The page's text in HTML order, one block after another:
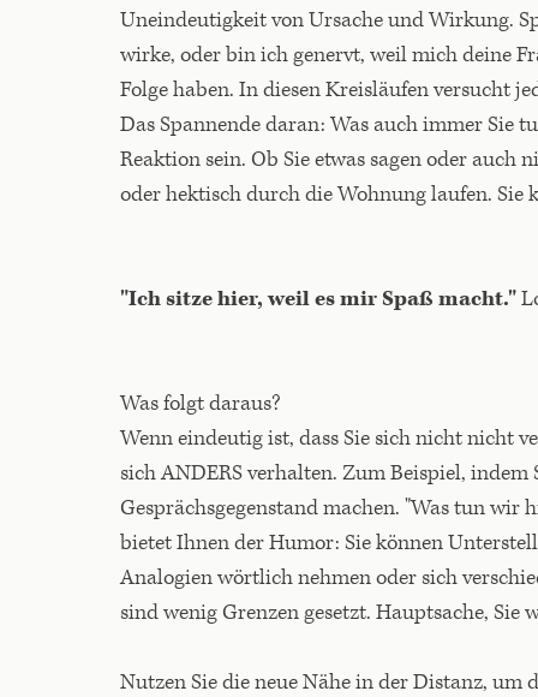
Uneindeutigkeit von Ursache und Wirkung.
wirke, oder bin ich genervt, weil mich deine
Folge haben. In diesen Kreisläufen versucht
Das Spannende daran: Was auch immer Sie
Reaktion sein. Ob Sie etwas sagen oder auch
oder hektisch durch die Wohnung laufen.
"Ich sitze hier, weil es mir Spaß macht."
Was folgt daraus?
Wenn eindeutig ist, dass Sie sich nicht nicht
sich ANDERS verhalten. Zum Beispiel,
Gesprächsgegenstand machen. "Was tun
bietet Ihnen der Humor: Sie können
Analogien wörtlich nehmen oder sich
sind wenig Grenzen gesetzt. Hauptsache,
Nutzen Sie die neue Nähe in der Distanz, um